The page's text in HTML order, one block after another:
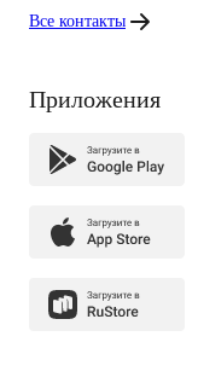
Все контакты
Приложения